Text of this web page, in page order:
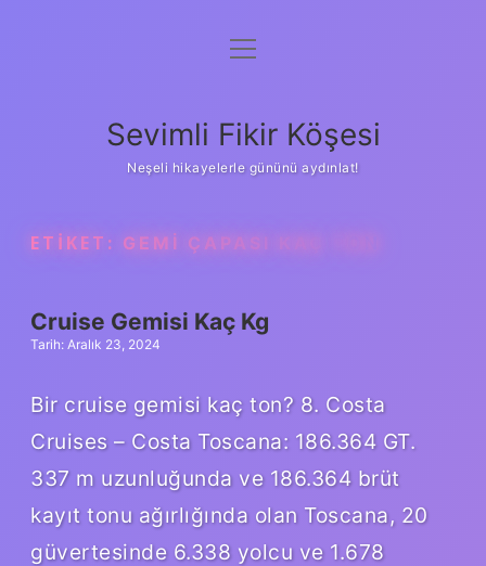
Anasayfa
Yasal Uyarı
menüyü
Sevimli Fikir Köşesi
Neşeli hikayelerle gününü aydınlat!
ETIKET: GEMI ÇAPASI KAÇ TON
Cruise Gemisi Kaç Kg
Tarih: Aralık 23, 2024
Bir cruise gemisi kaç ton? 8. Costa
Cruises – Costa Toscana: 186.364 GT.
337 m uzunluğunda ve 186.364 brüt
kayıt tonu ağırlığında olan Toscana, 20
güvertesinde 6.338 yolcu ve 1.678